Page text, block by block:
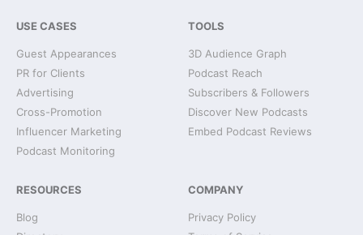
USE CASES
Guest Appearances
PR for Clients
Advertising
Cross-Promotion
Influencer Marketing
Podcast Monitoring
TOOLS
3D Audience Graph
Podcast Reach
Subscribers & Followers
Discover New Podcasts
Embed Podcast Reviews
RESOURCES
Blog
COMPANY
Privacy Policy